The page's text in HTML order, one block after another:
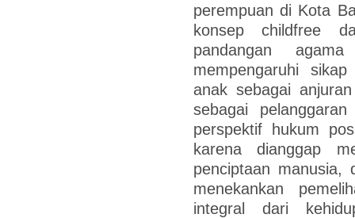
perempuan di Kota
konsep childfree
pandangan
mempengaruhi
anak sebagai
sebagai
perspektif hukum
karena dianggap
penciptaan manusia,
menekankan
integral dari